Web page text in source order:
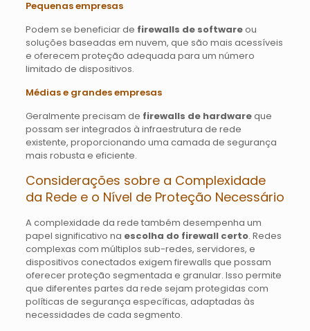
Pequenas empresas
Podem se beneficiar de firewalls de softwareou
soluções baseadas em nuvem, que são mais acessíveis
e oferecem proteção adequada para um número
limitado de dispositivos.
Médias e grandes empresas
Geralmente precisam de firewalls de hardwareque
possam ser integrados à infraestrutura de rede
existente, proporcionando uma camada de segurança
mais robusta e eficiente.
Considerações sobre a Complexidade
da Rede e o Nível de Proteção Necessário
A complexidade da rede também desempenha um
papel significativo na escolha do firewall certo. Redes
complexas com múltiplos sub-redes, servidores, e
dispositivos conectados exigem firewalls que possam
oferecer proteção segmentada e granular. Isso permite
que diferentes partes da rede sejam protegidas com
políticas de segurança específicas, adaptadas às
necessidades de cada segmento.